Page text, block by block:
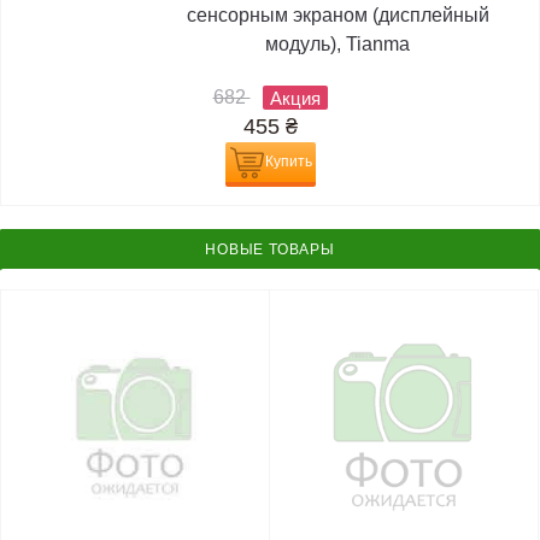
сенсорным экраном (дисплейный
модуль), Tianma
682 Акция
455 ₴
Купить
НОВЫЕ ТОВАРЫ